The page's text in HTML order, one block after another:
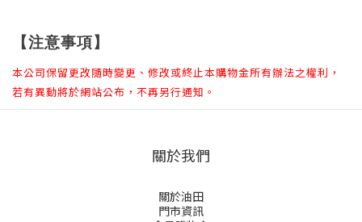
【注意事項】
本公司保留更改隨時變更、修改或終止本購物金所有辦法之權利，
若有異動將於網站公布，不再另行通知。
關於我們
關於油田
門市資訊